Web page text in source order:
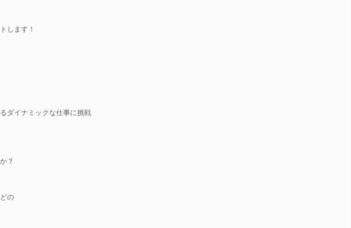
します！
ダイナミックな仕事に挑戦
？
の